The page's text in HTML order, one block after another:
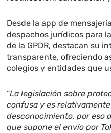
Desde la app de
despachos jurídicos para
de la GPDR, destacan su
transparente, ofreciendo
colegios y entidades que
“La legislación sobre
confusa y es
desconocimiento, por eso
que supone el envío por